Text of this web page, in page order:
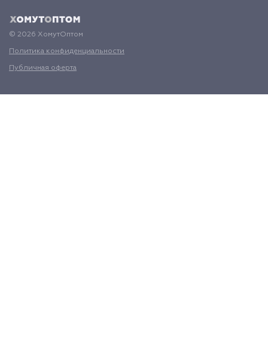
© 2026 ХомутОптом
Политика конфиденциальности
Публичная оферта